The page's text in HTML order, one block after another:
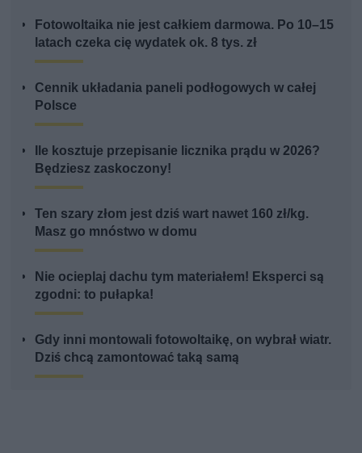
Fotowoltaika nie jest całkiem darmowa. Po 10–15
latach czeka cię wydatek ok. 8 tys. zł
Cennik układania paneli podłogowych w całej
Polsce
Ile kosztuje przepisanie licznika prądu w 2026?
Będziesz zaskoczony!
Ten szary złom jest dziś wart nawet 160 zł/kg.
Masz go mnóstwo w domu
Nie ocieplaj dachu tym materiałem! Eksperci są
zgodni: to pułapka!
Gdy inni montowali fotowoltaikę, on wybrał wiatr.
Dziś chcą zamontować taką samą